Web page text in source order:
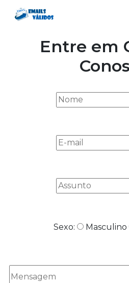
Entre em
Sexo: Masculino